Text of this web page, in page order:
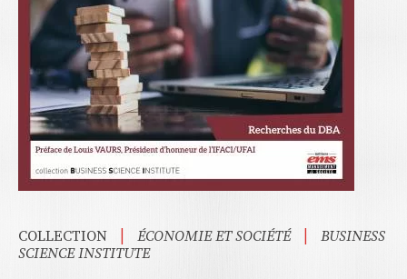
COLLECTION | ÉCONOMIE ET SOCIÉTÉ |
BUSINESS
SCIENCE INSTITUTE